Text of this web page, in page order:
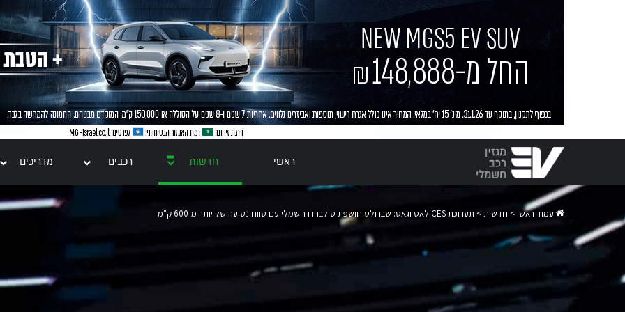
ראשי חדשות רכבים מדריכים
עמוד ראשי> חדשות> תערוכת CES לאס וגאס: שברולט חושפת סילברדו חשמלי עם טווח נסיעה של יותר מ-600 ק"מ